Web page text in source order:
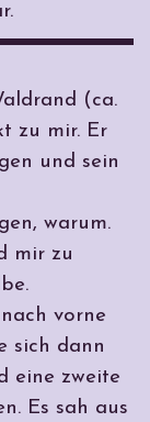
(ca.
zu mir. Er
und sein
warum.
mir zu
vorne
sich dann
eine zweite
Es sah aus